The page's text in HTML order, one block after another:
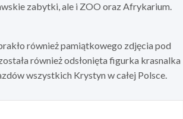
zabytki, ale i ZOO oraz Afrykarium.
również pamiątkowego zdjęcia pod
również odsłonięta figurka krasnalka
wszystkich Krystyn w całej Polsce.